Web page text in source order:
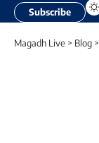
Subscribe
Magadh Live > Blog >